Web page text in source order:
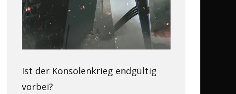
Ist der Konsolenkrieg endgültig
vorbei?